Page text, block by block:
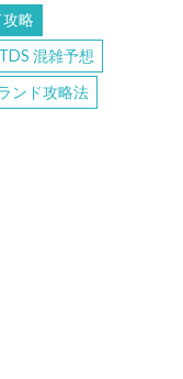
攻略
TDS 混雑予想
ンド攻略法